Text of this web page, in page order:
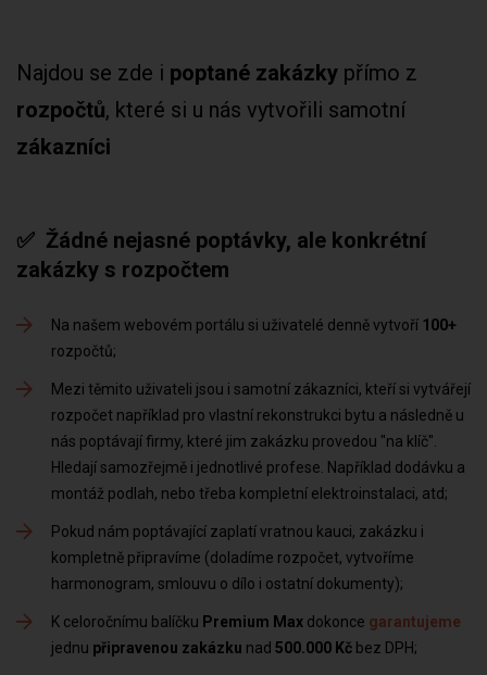
Najdou se zde i poptané zakázky přímo z
rozpočtů, které si u nás vytvořili samotní
zákazníci
✅ Žádné nejasné poptávky, ale konkrétní
zakázky s rozpočtem
Na našem webovém portálu si uživatelé denně vytvoří 100+
rozpočtů
Mezi těmito uživateli jsou i samotní zákazníci, kteří si vytvářejí
rozpočet například pro vlastní rekonstrukci bytu a následně u
nás poptávají firmy, které jim zakázku provedou "na klíč".
Hledají samozřejmě i jednotlivé profese. Například dodávku a
montáž podlah, nebo třeba kompletní elektroinstalaci, atd
Pokud nám poptávající zaplatí vratnou kauci, zakázku i
kompletně připravíme (doladíme rozpočet, vytvoříme
harmonogram, smlouvu o dílo i ostatní dokumenty)
K celoročnímu balíčku Premium Max dokonce garantujeme
jednu připravenou zakázku nad 500.000 Kč bez DPH